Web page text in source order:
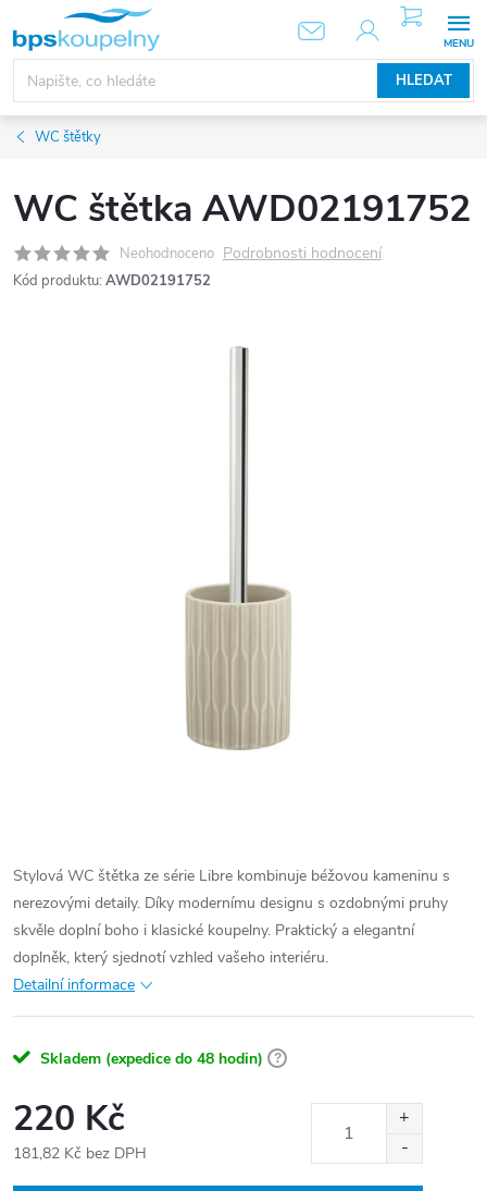
obsah
HLEDAT
NÁKUPNÍ
KOŠÍK
WC štětky
WC štětka AWD02191752
Neohodnoceno Podrobnosti hodnocení
Kód produktu: AWD02191752
Stylová WC štětka ze série Libre kombinuje béžovou kameninu s
nerezovými detaily. Díky modernímu designu s ozdobnými pruhy
skvěle doplní boho i klasické koupelny. Praktický a elegantní
doplněk, který sjednotí vzhled vašeho interiéru.
Detailní informace
Skladem (expedice do 48 hodin) ?
220 Kč
181,82 Kč bez DPH